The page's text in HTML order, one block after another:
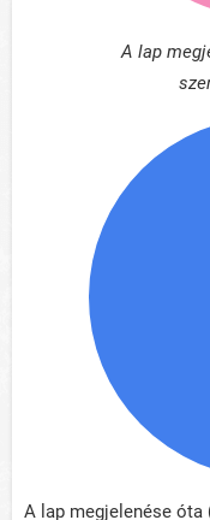
A lap
A lap megjelenése óta